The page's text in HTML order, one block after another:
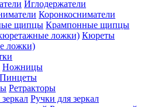
Иглодержатели
Коронкосниматели
Крампонные щипцы
Кюреты
ложки)
Ножницы
Пинцеты
Ретракторы
Ручки для зеркал